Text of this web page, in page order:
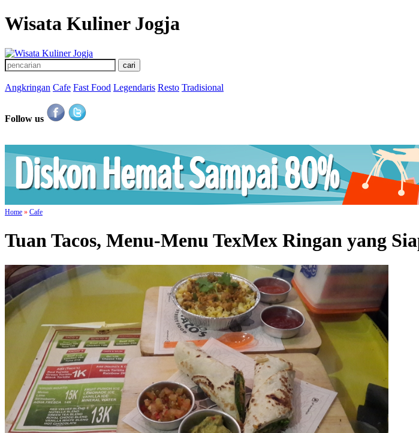
Wisata Kuliner Jogja
Angkringan Cafe Fast Food Legendaris Resto Tradisional
Follow us
Home » Cafe
Tuan Tacos, Menu-Menu TexMex Ringan yang